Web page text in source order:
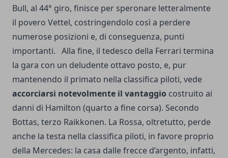
Bull, al 44° giro, finisce per speronare letteralmente
il povero Vettel, costringendolo così a perdere
numerose posizioni e, di conseguenza, punti
importanti. Alla fine, il tedesco della Ferrari termina
la gara con un deludente ottavo posto, e, pur
mantenendo il primato nella classifica piloti, vede
accorciarsi notevolmente il vantaggio costruito ai
danni di Hamilton (quarto a fine corsa). Secondo
Bottas, terzo Raikkonen. La Rossa, oltretutto, perde
anche la testa nella classifica piloti, in favore proprio
della Mercedes: la casa dalle frecce d’argento, infatti,